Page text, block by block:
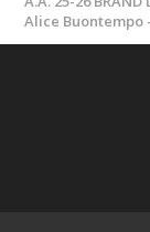
Alice Buontempo